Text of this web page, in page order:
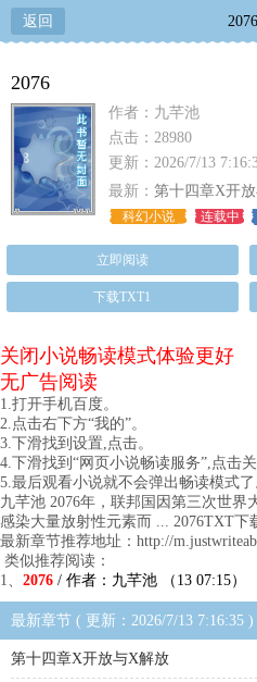
返回 2076
2076
作者：九芊池
点击：28980
更新：2026/7/13
最新： 第十四章X开
科幻小说 连载中
立即阅读
下载TXT1
关闭小说畅读模式体验更好
无广告阅读
1.打开手机百度。
2.点击右下方“我的”。
3.下滑找到设置,点击。
4.下滑找到“网页小说畅读服务”,点击关
5.最后观看小说就不会弹出畅读模式了
九芊池 2076年，联邦国因第三次世界
感染大量放射性元素而 ... 2076TXT下
最新章节推荐地址：http://
类似推荐阅读：
1、 2076 / 作者：九芊池 （13 07:15）
最新章节 ( 更新：2026/7/13 7:16:35 )
第十四章X开放与X解放